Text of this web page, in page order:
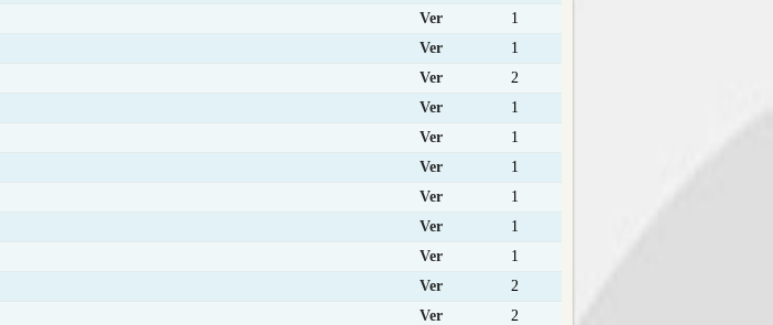
Ver
1
Ver
1
Ver
2
Ver
1
Ver
1
Ver
1
Ver
1
Ver
1
Ver
1
Ver
2
Ver 2